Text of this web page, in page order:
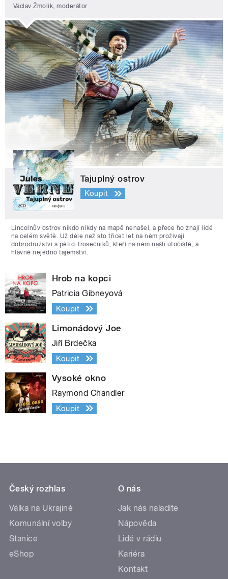
Václav Žmolík, moderátor
Tajuplný ostrov
Koupit
Lincolnův ostrov nikdo nikdy na mapě nenašel, a přece ho znají lidé
na celém světě. Už déle než sto třicet let na něm prožívají
dobrodružství s pěticí trosečníků, kteří na něm našli útočiště, a
hlavně nejedno tajemství.
Hrob na kopci
Patricia Gibneyová
Koupit
Limonádový Joe
Jiří Brdečka
Koupit
Vysoké okno
Raymond Chandler
Koupit
Český rozhlas
Válka na Ukrajině
Komunální volby
Stanice
eShop
O nás
Jak nás naladíte
Nápověda
Lidé v rádiu
Kariéra
Kontakt